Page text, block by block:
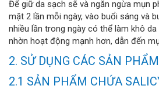
Để giữ da sạch sẽ và ngăn ngừa mụn
mặt 2 lần mỗi ngày, vào buổi sáng và
nhiều lần trong ngày có thể làm khô
nhờn hoạt động mạnh hơn, dẫn đến
2. SỬ DỤNG CÁC SẢN
2.1 SẢN PHẨM CHỨA